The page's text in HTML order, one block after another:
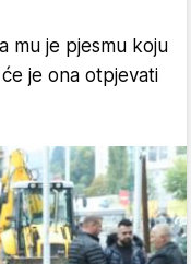
mu je pjesmu koju
je ona otpjevati